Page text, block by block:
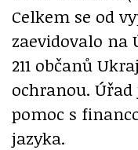
Celkem se od
zaevidovalo na
211 občanů
ochranou.
pomoc s
jazyka.